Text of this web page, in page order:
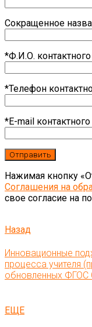
Сокращенное
*Ф.И.О.
*Телефон
*E-mail
Нажимая кнопку
Соглашения на
свое согласие на
Назад
Инновационные
процесса учителя
обновленных
ЕЩЕ